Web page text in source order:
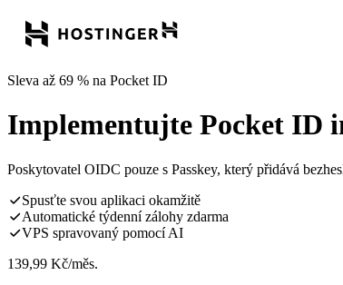
Sleva až 69 % na Pocket ID
Implementujte Pocket ID
Poskytovatel OIDC pouze s Passkey, který přidává
Spusťte svou aplikaci okamžitě
Automatické týdenní zálohy zdarma
VPS spravovaný pomocí AI
139,99 Kč/měs.